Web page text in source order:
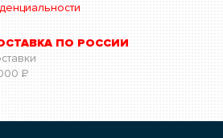
ПО РОССИИ
Р